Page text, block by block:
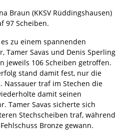
Braun (KKSV Rüddingshausen)
97 Scheiben.
zu einem spannenden
Tamer Savas und Denis Sperling
jeweils 106 Scheiben getroffen.
stand damit fest, nur die
Nassauer traf im Stechen die
damit seinen
Tamer Savas sicherte sich
Stechscheiben traf, während
Bronze gewann.